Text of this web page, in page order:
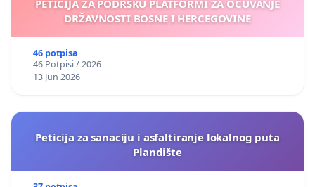
PETICIJA ZA PODRŠKU PLATFORMI ZA OČUVANJE
DRŽAVNOSTI BOSNE I HERCEGOVINE
46 potpisa
46 Potpisi / 2026
13 Jun 2026
Peticija za sanaciju i asfaltiranje lokalnog puta
Plandište